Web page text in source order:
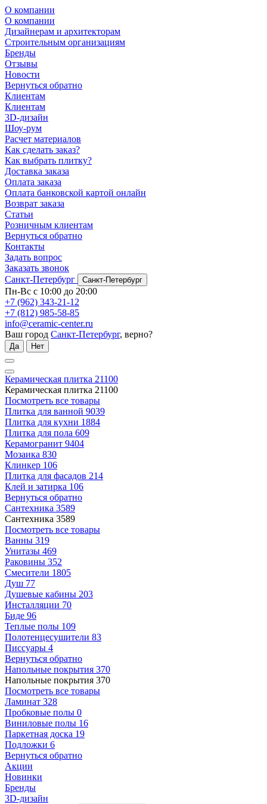
О компании
О компании
Дизайнерам и архитекторам
Строительным организациям
Бренды
Отзывы
Новости
Вернуться обратно
Клиентам
Клиентам
3D-дизайн
Шоу-рум
Расчет материалов
Как сделать заказ?
Как выбрать плитку?
Доставка заказа
Оплата заказа
Оплата банковской картой онлайн
Возврат заказа
Статьи
Розничным клиентам
Вернуться обратно
Контакты
Задать вопрос
Заказать звонок
Санкт-Петербург
Санкт-Петербург
Пн-Вс с 10:00 до 20:00
+7 (962) 343-21-12
+7 (812) 985-58-85
info@ceramic-center.ru
Ваш город Санкт-Петербург, верно?
Да Нет
Керамическая плитка 21100
Керамическая плитка 21100
Посмотреть все товары
Плитка для ванной 9039
Плитка для кухни 1884
Плитка для пола 609
Керамогранит 9404
Мозаика 830
Клинкер 106
Плитка для фасадов 214
Клей и затирка 106
Вернуться обратно
Сантехника 3589
Сантехника 3589
Посмотреть все товары
Ванны 319
Унитазы 469
Раковины 352
Смесители 1805
Душ 77
Душевые кабины 203
Инсталляции 70
Биде 96
Теплые полы 109
Полотенцесушители 83
Писсуары 4
Вернуться обратно
Напольные покрытия 370
Напольные покрытия 370
Посмотреть все товары
Ламинат 328
Пробковые полы 0
Виниловые полы 16
Паркетная доска 19
Подложки 6
Вернуться обратно
Акции
Новинки
Бренды
3D-дизайн